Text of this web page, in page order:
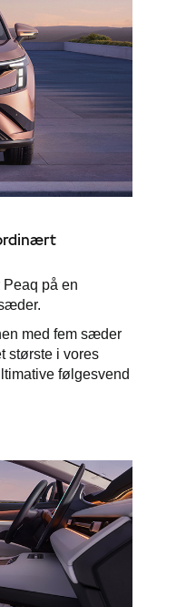
på en
med fem sæder
største i vores
følgesvend